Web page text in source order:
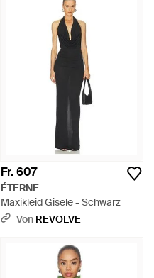
Fr. 607
ÉTERNE
Maxikleid Gisele - Schwarz
Von REVOLVE